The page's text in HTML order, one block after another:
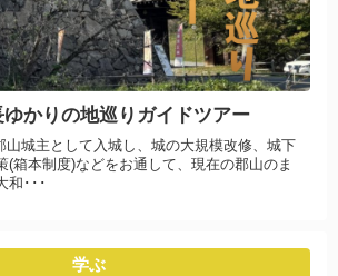
かりの地巡りガイドツアー
山城主として入城し、城の大規模改修、城下
(箱本制度)などをお通して、現在の郡山のま
和･･･
学ぶ